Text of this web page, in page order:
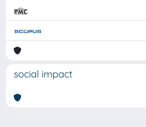
social impact